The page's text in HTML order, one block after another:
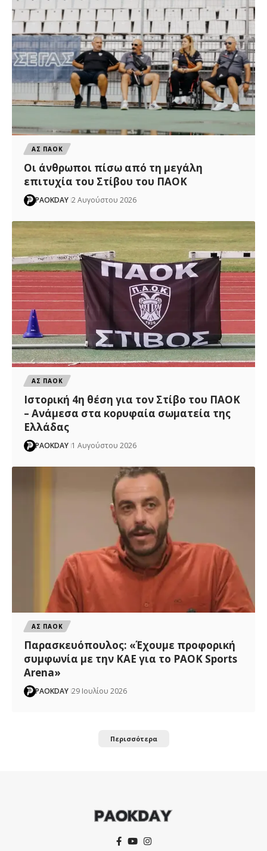
ΑΣ ΠΑΟΚ
Οι άνθρωποι πίσω από τη μεγάλη
επιτυχία του Στίβου του ΠΑΟΚ
PAOKDAY 2 Αυγούστου 2026
ΑΣ ΠΑΟΚ
Ιστορική 4η θέση για τον Στίβο του ΠΑΟΚ
– Ανάμεσα στα κορυφαία σωματεία της
Ελλάδας
PAOKDAY 1 Αυγούστου 2026
ΑΣ ΠΑΟΚ
Παρασκευόπουλος: «Έχουμε προφορική
συμφωνία με την ΚΑΕ για το PAOK Sports
Arena»
PAOKDAY 29 Ιουλίου 2026
Περισσότερα